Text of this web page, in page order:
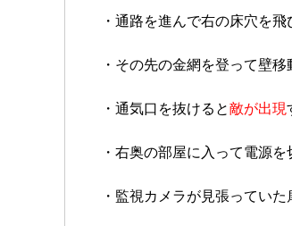
・通路を進んで右の床穴を飛
・その先の金網を登って壁
・通気口を抜けると敵が出現
・右奥の部屋に入って電源
・監視カメラが見張ってい